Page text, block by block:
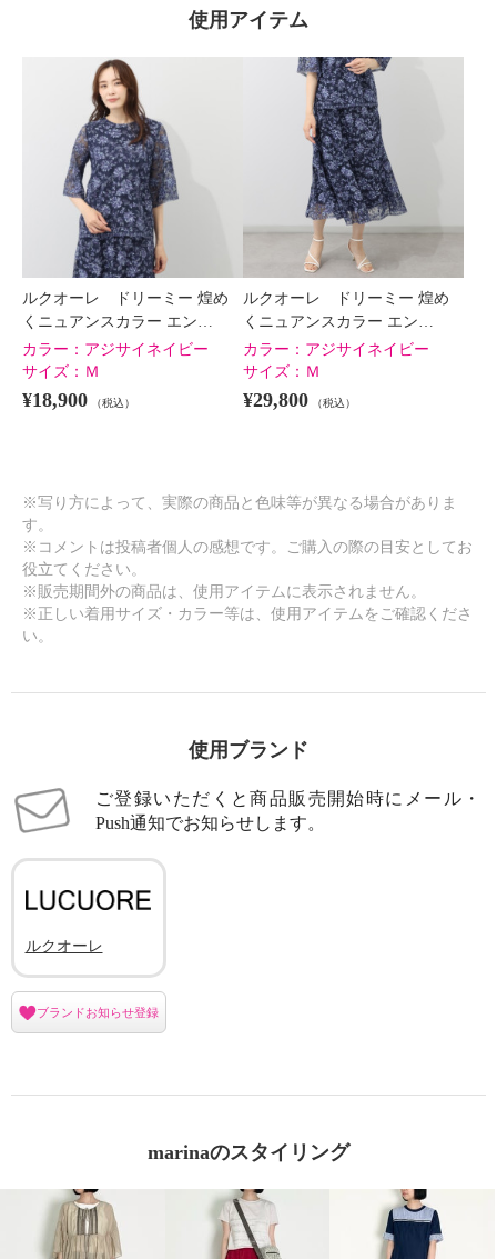
使用アイテム
ルクオーレ ドリーミー 煌め
くニュアンスカラー エン…
カラー： アジサイネイビー
サイズ： Ｍ
¥18,900 （税込）
ルクオーレ ドリーミー 煌め
くニュアンスカラー エン…
カラー： アジサイネイビー
サイズ： Ｍ
¥29,800 （税込）
※写り方によって、実際の商品と色味等が異なる場合がありま
す。
※コメントは投稿者個人の感想です。ご購入の際の目安としてお
役立てください。
※販売期間外の商品は、使用アイテムに表示されません。
※正しい着用サイズ・カラー等は、使用アイテムをご確認くださ
い。
使用ブランド
ご登録いただくと商品販売開始時にメール・
Push通知でお知らせします。
ルクオーレ
ブランドお知らせ登録
marinaのスタイリング